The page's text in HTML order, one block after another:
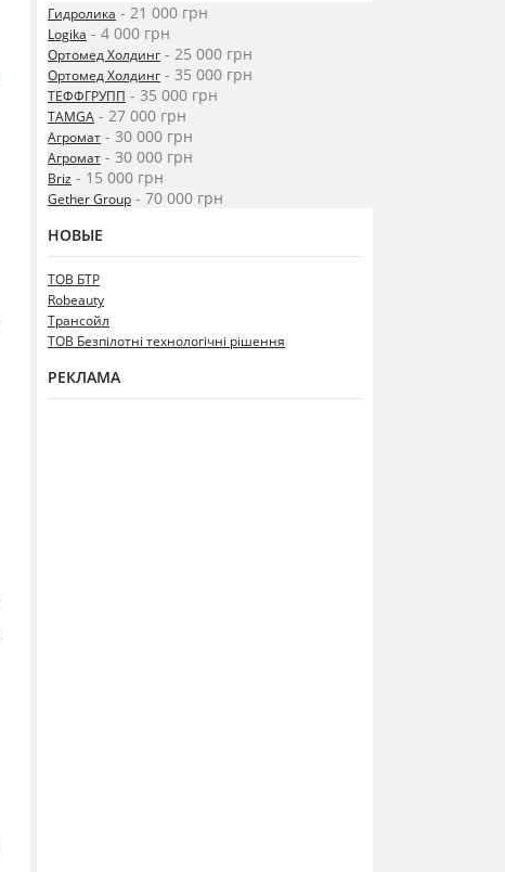
Гидролика - 21 000 грн
Logika - 4 000 грн
Ортомед Холдинг - 25 000 грн
Ортомед Холдинг - 35 000 грн
ТЕФФГРУПП - 35 000 грн
TAMGA - 27 000 грн
Агромат - 30 000 грн
Агромат - 30 000 грн
Briz - 15 000 грн
Gether Group - 70 000 грн
НОВЫЕ
ТОВ БТР
Robeauty
Трансойл
ТОВ Безпілотні технологічні рішення
РЕКЛАМА